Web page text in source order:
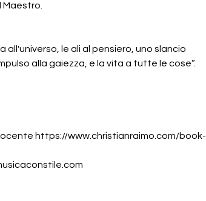
all'universo, le ali al pensiero, uno slancio
alla gaiezza, e la vita a tutte le cose”.
https://www.christianraimo.com/book-